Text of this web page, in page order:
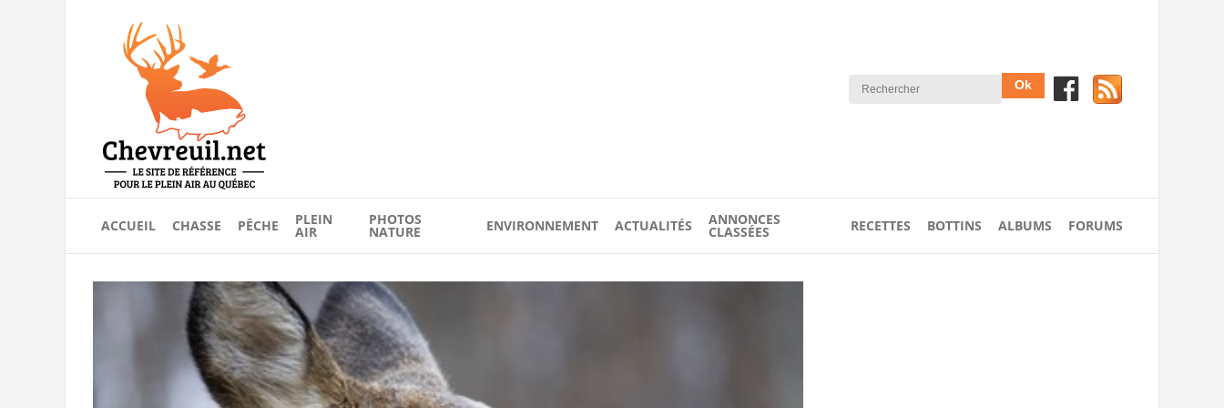
ACCUEIL CHASSE PÊCHE PLEIN
AIR
PHOTOS
NATURE ENVIRONNEMENT ACTUALITÉS ANNONCES
CLASSÉES RECETTES BOTTINS ALBUMS FORUMS